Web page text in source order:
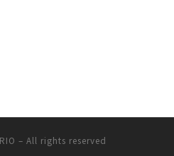
– All rights reserved